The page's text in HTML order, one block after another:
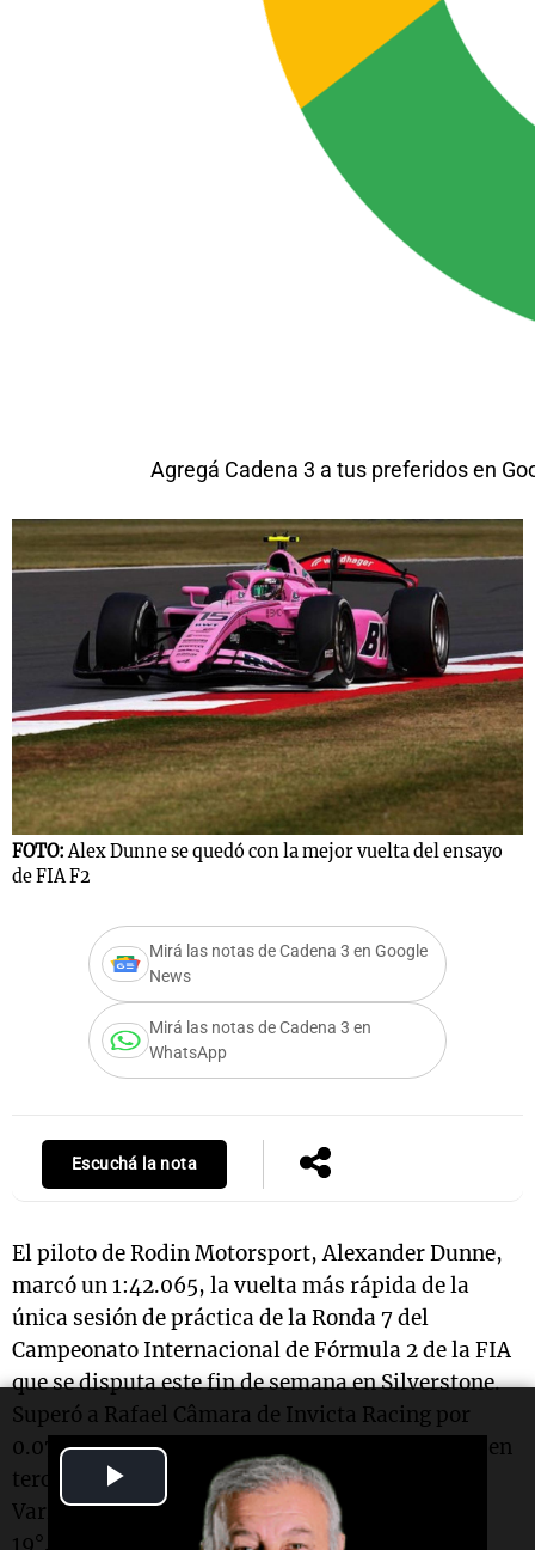
Video
Agregá Cadena 3 a tus preferidos en
FOTO:Alex Dunne se quedó con la mejor vuelta del ensayo
de FIA F2
Mirá las notas de Cadena 3 en Google
News
Mirá las notas de Cadena 3 en
WhatsApp
Escuchá la nota
El piloto de Rodin Motorsport, Alexander Dunne,
marcó un 1:42.065, la vuelta más rápida de la
única sesión de práctica de la Ronda 7 del
Campeonato Internacional de Fórmula 2 de la FIA
que se disputa este fin de semana en Silverstone.
Superó a Rafael Câmara de Invicta Racing por
0.071 s, con Dino Beganovic de DAMS Lucas Oil en
tercer lugar. Mientras, que el argentino Nicolás
Varrone no disfrutó de una buena tarea y quedó
19°.